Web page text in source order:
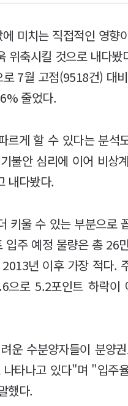
미치는 직접적인 영향
위축시킬 것으로 내다
7월 고점(9518건) 대
줄었다.
르게 할 수 있다는 분석
불안 심리에 이어 비상
내다봤다.
키울 수 있는 부분으로
입주 예정 물량은 총 26
년 이후 가장 적다.
으로 5.2포인트 하락
운 수분양자들이 분양
타나고 있다"며 "입주
했다.